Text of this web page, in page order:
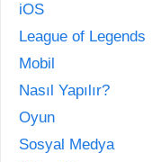
iOS
League of Legends
Mobil
Nasıl Yapılır?
Oyun
Sosyal Medya